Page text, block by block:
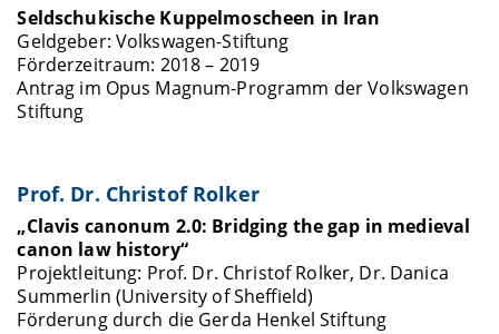
Seldschukische Kuppelmoscheen in Iran
Geldgeber: Volkswagen-Stiftung
Förderzeitraum: 2018 – 2019
Antrag im Opus Magnum-Programm der Volkswagen
Stiftung
Prof. Dr. Christof Rolker
„Clavis canonum 2.0: Bridging the gap in medieval
canon law history“
Projektleitung: Prof. Dr. Christof Rolker, Dr. Danica
Summerlin (University of Sheffield)
Förderung durch die Gerda Henkel Stiftung